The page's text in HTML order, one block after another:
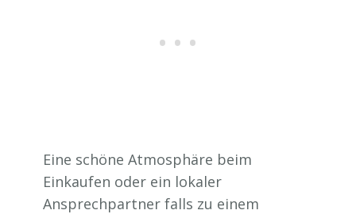
Eine schöne Atmosphäre beim
Einkaufen oder ein lokaler
Ansprechpartner falls zu einem